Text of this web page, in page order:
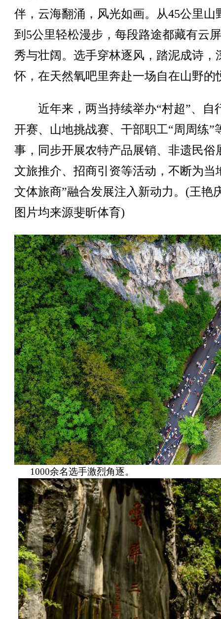
伴，云海翻涌，风光如画。从45公里山
到5公里轻松漫步，每段路途都藏有云
秀与壮阔。选手穿林逐风，踏泥成诗，
怀，在天然氧吧里奔赴一场自在山野的
近年来，两当持续举办“村超”、自
开赛、山地挑战赛、干部职工“周周练”
事，同步开展农特产品展销、非遗民俗
文旅推介、招商引资等活动，不断为当
文体旅商”融合发展注入新动力。(王艳
图片均来源斐昕体育)
1000余名选手激烈角逐。